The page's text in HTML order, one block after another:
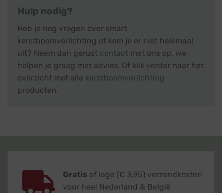
Hulp nodig?
Heb je nog vragen over smart
kerstboomverlichting of kom je er niet helemaal
uit? Neem dan gerust contact met ons op, we
helpen je graag met advies. Of klik verder naar het
overzicht met alle kerstboomverlichting
producten.
Gratis of lage (€ 3,95) verzendkosten
voor heel Nederland & België